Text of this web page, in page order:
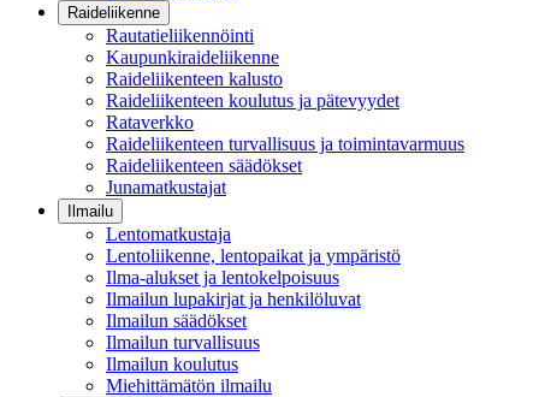
Raideliikenne
Rautatieliikennöinti
Kaupunkiraideliikenne
Raideliikenteen kalusto
Raideliikenteen koulutus ja pätevyydet
Rataverkko
Raideliikenteen turvallisuus ja toimintavarmuus
Raideliikenteen säädökset
Junamatkustajat
Ilmailu
Lentomatkustaja
Lentoliikenne, lentopaikat ja ympäristö
Ilma-alukset ja lentokelpoisuus
Ilmailun lupakirjat ja henkilöluvat
Ilmailun säädökset
Ilmailun turvallisuus
Ilmailun koulutus
Miehittämätön ilmailu